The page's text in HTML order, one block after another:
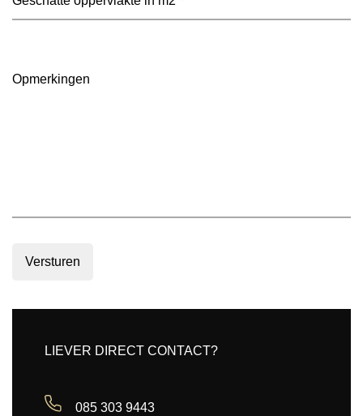
Opmerkingen
Versturen
LIEVER DIRECT CONTACT?
085 303 9443